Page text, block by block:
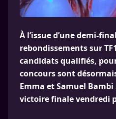
À l’issue d’une demi-
rebondissements sur
candidats qualifiés,
concours sont
Emma et Samuel
victoire finale vendredi